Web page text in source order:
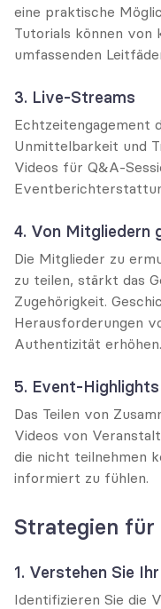
eine praktische
Tutorials können von
umfassenden
3. Live-Streams
Echtzeitengagement
Unmittelbarkeit und
Videos für Q&A-
4. Von Mitgliedern
Die Mitglieder zu
zu teilen, stärkt das
Zugehörigkeit.
Herausforderungen
Authentizität erhöhen.
5. Event-Highlights
Das Teilen von
Videos von
die nicht teilnehmen
informiert zu fühlen.
Strategien
1. Verstehen Sie
Identifizieren Sie die